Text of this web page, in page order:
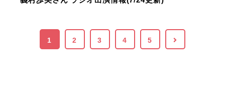
1 2 3 4 5